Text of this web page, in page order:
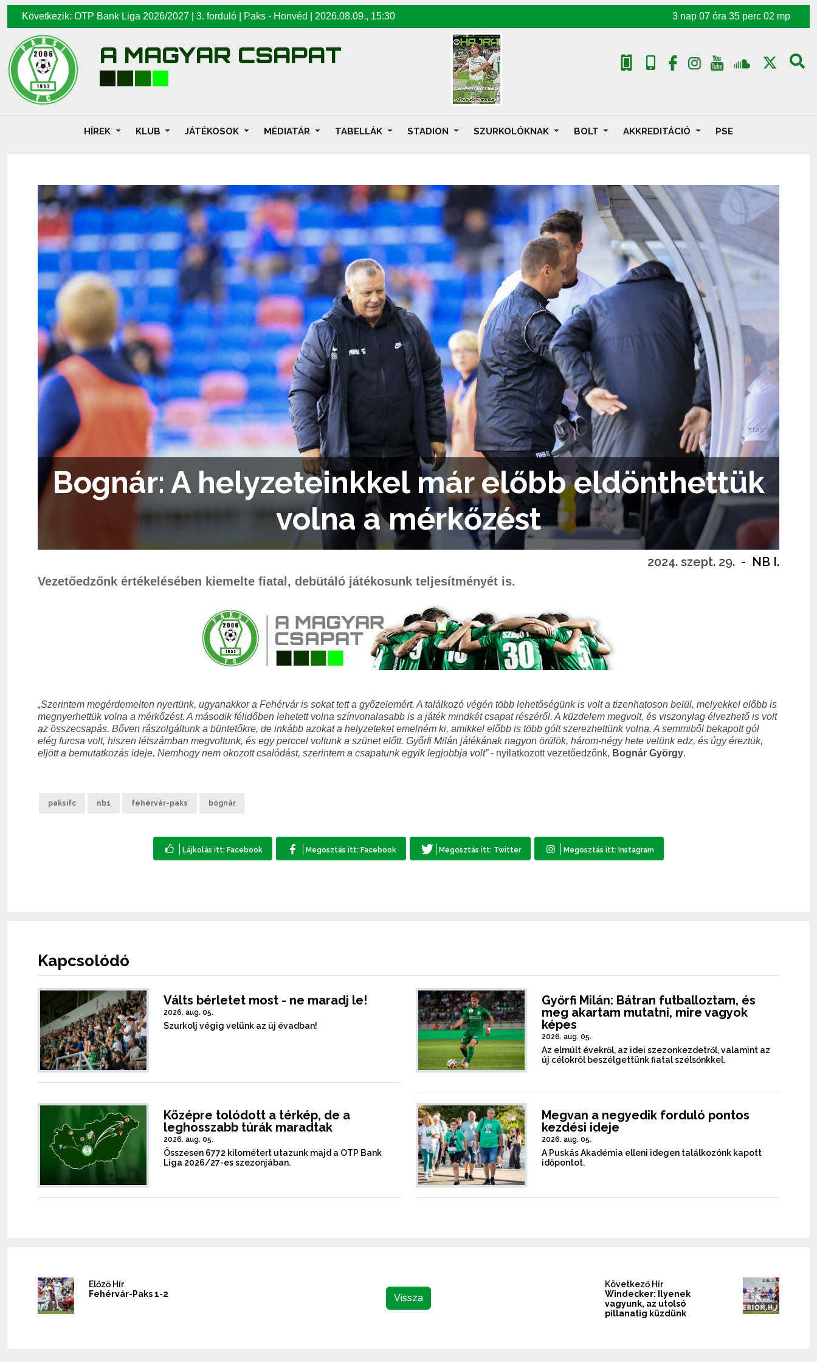
Következik: OTP Bank Liga 2026/2027 | 3. forduló | Paks - Honvéd 2026.08.09., 15:30 3 nap 07 óra 35 perc 00 mp
A MAGYAR CSAPAT
HÍREK KLUB JÁTÉKOSOK MÉDIATÁR TABELLÁK STADION SZURKOLÓKNAK BOLT AKKREDITÁCIÓ PSE
Bognár: A helyzeteinkkel már előbb eldönthettük
volna a mérkőzést
2024. szept. 29. - NB I.
Vezetőedzőnk értékelésében kiemelte fiatal, debütáló játékosunk teljesítményét is.
„Szerintem megérdemelten nyertünk, ugyanakkor a Fehérvár is sokat tett a győzelemért. A találkozó végén több lehetőségünk is volt a tizenhatoson belül, melyekkel előbb is
megnyerhettük volna a mérkőzést. A második félidőben lehetett volna színvonalasabb is a játék mindkét csapat részéről. A küzdelem megvolt, és viszonylag élvezhető is volt
az összecsapás. Bőven rászolgáltunk a büntetőkre, de inkább azokat a helyzeteket emelném ki, amikkel előbb is több gólt szerezhettünk volna. A semmiből bekapott gól
elég furcsa volt, hiszen létszámban megvoltunk, és egy perccel voltunk a szünet előtt. Győrfi Milán játékának nagyon örülök, három-négy hete velünk edz, és úgy éreztük,
eljött a bemutatkozás ideje. Nemhogy nem okozott csalódást, szerintem a csapatunk egyik legjobbja volt”- nyilatkozott vezetőedzőnk, Bognár György.
paksifc nb1 fehérvár-paks bognár
Kapcsolódó
Válts bérletet most - ne maradj le!
2026. aug. 05.
Szurkolj végig velünk az új évadban!
Győrfi Milán: Bátran futballoztam, és
meg akartam mutatni, mire vagyok
képes
2026. aug. 05.
Az elmúlt évekről, az idei szezonkezdetről, valamint az
új célokról beszélgettünk fiatal szélsőnkkel.
Középre tolódott a térkép, de a
leghosszabb túrák maradtak
2026. aug. 05.
Összesen 6772 kilométert utazunk majd a OTP Bank
Liga 2026/27-es szezonjában.
Megvan a negyedik forduló pontos
kezdési ideje
2026. aug. 05.
A Puskás Akadémia elleni idegen találkozónk kapott
időpontot.
Előző Hír
Fehérvár-Paks 1-2
Vissza
Következő Hír
Windecker: Ilyenek
vagyunk, az utolsó
pillanatig küzdünk